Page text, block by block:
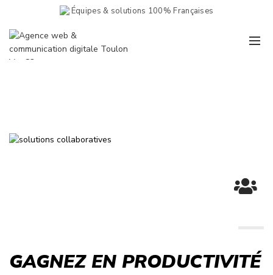
Équipes & solutions 100% Françaises
GAGNEZ EN PRODUCTIVITÉ